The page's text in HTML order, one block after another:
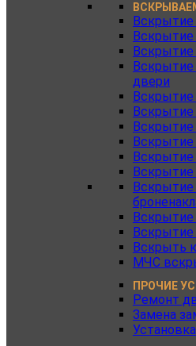
Вскрытие
Вскрытие
Вскрытие
двери
Вскрытие
Вскрытие
Вскрытие
Вскрытие
Вскрытие
Вскрытие
Вскрыть
МЧС
ПРОЧИЕ
Ремонт
Замена